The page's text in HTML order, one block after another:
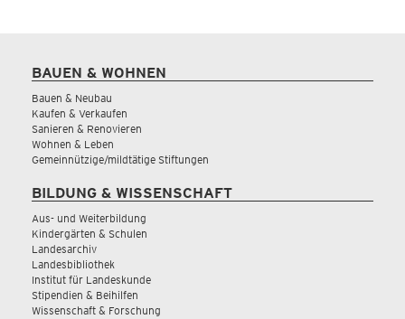
BAUEN & WOHNEN
Bauen & Neubau
Kaufen & Verkaufen
Sanieren & Renovieren
Wohnen & Leben
Gemeinnützige/mildtätige Stiftungen
BILDUNG & WISSENSCHAFT
Aus- und Weiterbildung
Kindergärten & Schulen
Landesarchiv
Landesbibliothek
Institut für Landeskunde
Stipendien & Beihilfen
Wissenschaft & Forschung